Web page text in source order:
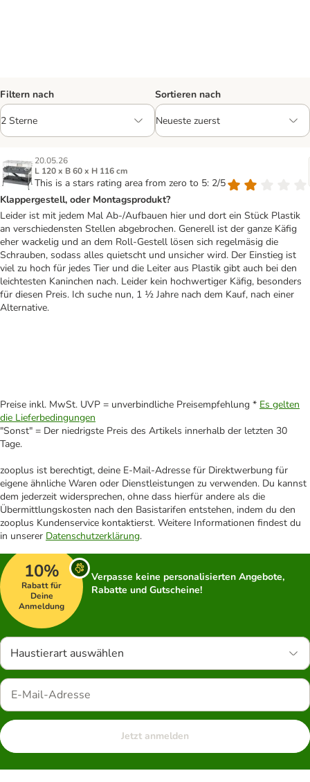
Filtern nach Sortieren nach
20.05.26
L 120 x B 60 x H 116 cm
This is a stars rating area from zero to 5: 2/5
Klappergestell, oder Montagsprodukt?
Leider ist mit jedem Mal Ab-/Aufbauen hier und dort ein Stück Plastik
an verschiedensten Stellen abgebrochen. Generell ist der ganze Käfig
eher wackelig und an dem Roll-Gestell lösen sich regelmäsig die
Schrauben, sodass alles quietscht und unsicher wird. Der Einstieg ist
viel zu hoch für jedes Tier und die Leiter aus Plastik gibt auch bei den
leichtesten Kaninchen nach. Leider kein hochwertiger Käfig, besonders
für diesen Preis. Ich suche nun, 1 ½ Jahre nach dem Kauf, nach einer
Alternative.
Preise inkl. MwSt. UVP = unverbindliche Preisempfehlung * Es gelten
die Lieferbedingungen
"Sonst" = Der niedrigste Preis des Artikels innerhalb der letzten 30
Tage.
zooplus ist berechtigt, deine E-Mail-Adresse für Direktwerbung für
eigene ähnliche Waren oder Dienstleistungen zu verwenden. Du kannst
dem jederzeit widersprechen, ohne dass hierfür andere als die
Übermittlungskosten nach den Basistarifen entstehen, indem du den
zooplus Kundenservice kontaktierst. Weitere Informationen findest du
in unserer Datenschutzerklärung.
10%
Rabatt für
Deine
Anmeldung
Verpasse keine personalisierten Angebote,
Rabatte und Gutscheine!
Haustierart auswählen
Jetzt anmelden